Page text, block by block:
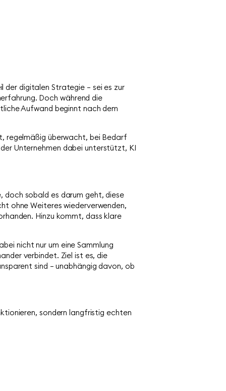
der digitalen Strategie – sei es zur
Doch während die
Aufwand beginnt nach dem
regelmäßig überwacht, bei Bedarf
Unternehmen dabei unterstützt, KI
doch sobald es darum geht, diese
ohne Weiteres wiederverwenden,
Hinzu kommt, dass klare
nicht nur um eine Sammlung
verbindet. Ziel ist es, die
sind – unabhängig davon, ob
sondern langfristig echten